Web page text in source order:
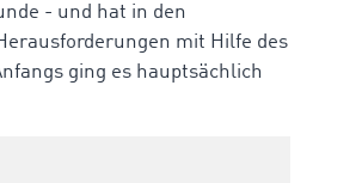
- und hat in den
mit Hilfe des
ging es hauptsächlich